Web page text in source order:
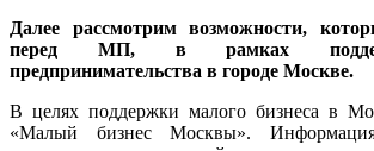
Далее рассмотрим возможности,
перед МП, в рамках
предпринимательства в городе Москве.
В целях поддержки малого бизнеса в
«Малый бизнес Москвы».